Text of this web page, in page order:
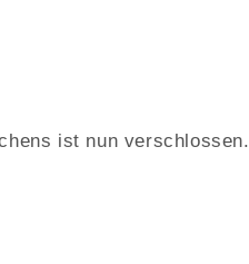
ist nun verschlossen.